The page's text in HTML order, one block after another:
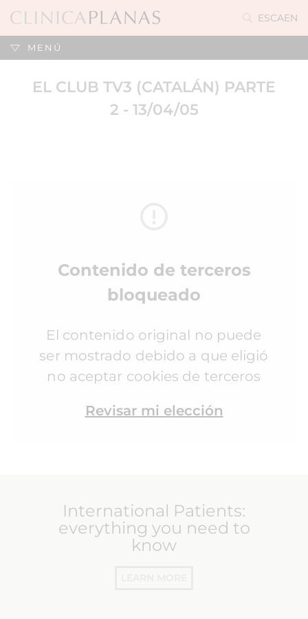
ESCAEN
MENÚ
EL CLUB TV3 (CATALÁN) PARTE
2 - 13/04/05
Contenido de terceros
bloqueado
El contenido original no puede
ser mostrado debido a que eligió
no aceptar cookies de terceros
Revisar mi elección
International Patients:
everything you need to
know